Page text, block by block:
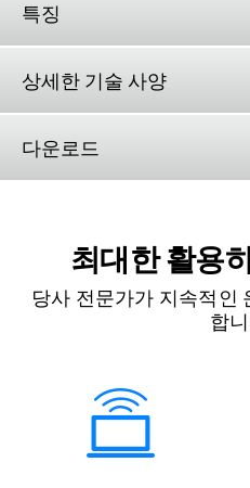
특징
상세한 기술 사양
다운로드
최대한 활용
당사 전문가가 지속적인
합